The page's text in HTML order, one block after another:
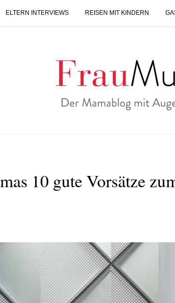
ELTERN INTERVIEWS REISEN MIT KINDERN
10 gute Vorsätze